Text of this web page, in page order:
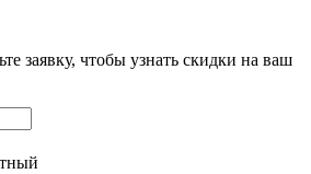
заявку, чтобы узнать скидки на ваш